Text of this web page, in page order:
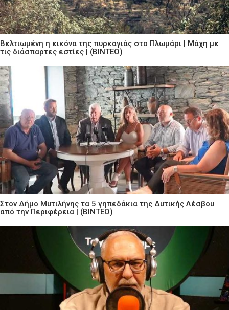
Βελτιωμένη η εικόνα της πυρκαγιάς στο Πλωμάρι | Μάχη με
τις διάσπαρτες εστίες | (ΒΙΝΤΕΟ)
Στον Δήμο Μυτιλήνης τα 5 γηπεδάκια της Δυτικής Λέσβου
από την Περιφέρεια | (ΒΙΝΤΕΟ)